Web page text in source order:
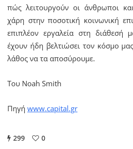
πώς λειτουργούν οι άνθρωποι
χάρη στην ποσοτική κοινωνική
επιπλέον εργαλεία στη διάθεσή
έχουν ήδη βελτιώσει τον κόσμο
λάθος να τα αποσύρουμε.
Του Noah Smith
Πηγή www.capital.gr
299 0